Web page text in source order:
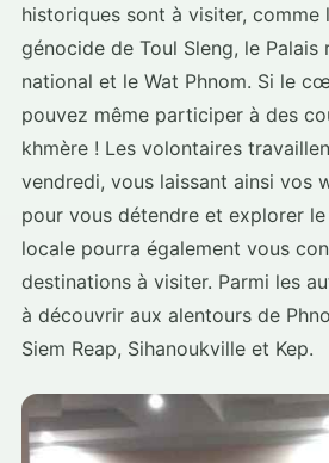
historiques sont à visiter, comme
génocide de Toul Sleng, le Palais
national et le Wat Phnom. Si le
pouvez même participer à des
khmère ! Les volontaires
vendredi, vous laissant ainsi vos
pour vous détendre et explorer
locale pourra également vous
destinations à visiter. Parmi les
à découvrir aux alentours de
Siem Reap, Sihanoukville et Kep.